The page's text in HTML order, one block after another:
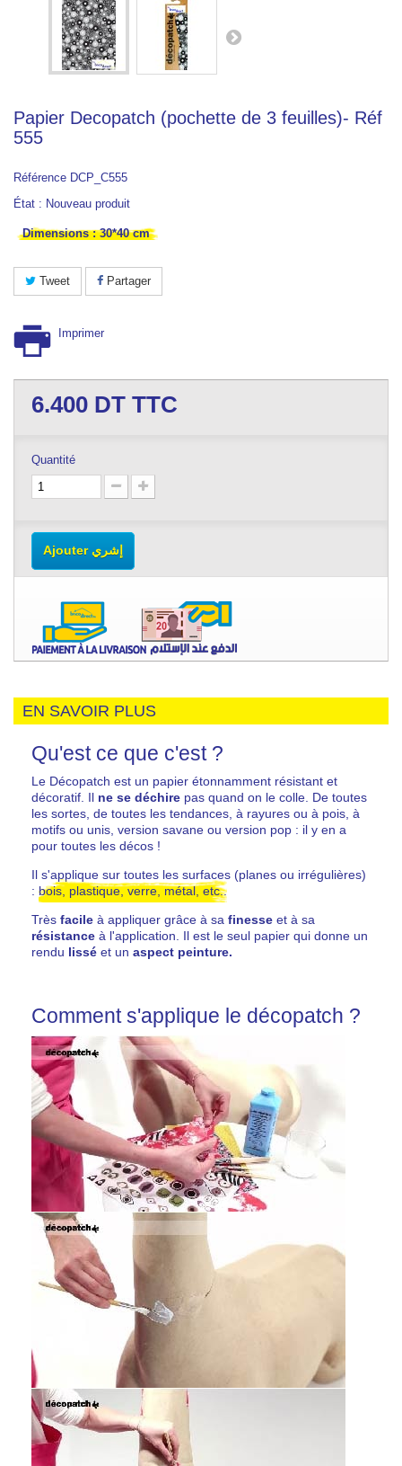
Papier Decopatch (pochette de 3 feuilles)- Réf
555
Référence DCP_C555
État : Nouveau produit
Dimensions : 30*40 cm
Tweet Partager
Imprimer
6.400 DT TTC
Quantité
Ajouter إشري
EN SAVOIR PLUS
Qu'est ce que c'est ?
Le Décopatch est un papier étonnamment résistant et
décoratif. Il ne se déchire pas quand on le colle. De toutes
les sortes, de toutes les tendances, à rayures ou à pois, à
motifs ou unis, version savane ou version pop : il y en a
pour toutes les décos !
Il s'applique sur toutes les surfaces (planes ou irrégulières)
: bois, plastique, verre, métal, etc..
Très facile à appliquer grâce à sa finesse et à sa
résistance à l'application. Il est le seul papier qui donne un
rendu lissé et un aspect peinture.
Comment s'applique le décopatch ?